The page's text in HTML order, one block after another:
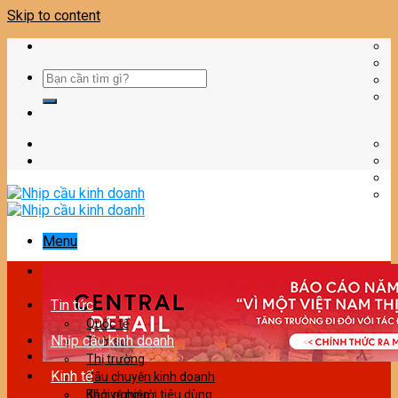
Skip to content
Menu
Tin tức
Quốc tế
Thời sự
Nhịp cầu kinh doanh
Thị trường
Câu chuyện kinh doanh
Bảo vệ người tiêu dùng
Kinh tế
Khởi nghiệp